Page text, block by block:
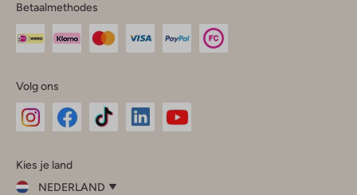
Betaalmethodes
Volg ons
InstagramFacebook
Kies je land
NEDERLAND